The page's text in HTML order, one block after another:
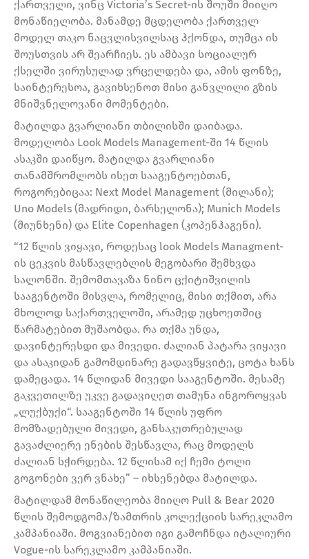
ქართველი, ვინც Victoria’s Secret-ის შოუში მიიღო
მონაწიელობა. მანამდე მცდელობა ქართველ
მოდელ თაკო ნაცვლისვილსაც ჰქონდა, თუმცა ის
შოუსთვის არ შეარჩიეს. ეს ამბავი სოციალურ
ქსელში ვირუსულად ვრცელდება და, ამის ფონზე,
საინტერესოა, გავიხსენოთ მისი განვლილი გზის
მნიშვნელოვანი მომენტები.
მატილდა გვარლიანი თბილისში დაიბადა.
მოდელობა Look Models Management-ში 14 წლის
ასაკში დაიწყო. მატილდა გვარლიანი
თანამშრომლობს ისეთ სააგენტოებთან,
როგორებიცაა: Next Model Management (მილანი);
Uno Models (მადრიდი, ბარსელონა); Munich Models
(მიუნხენი) და Elite Copenhagen (კოპენჰაგენი).
“12 წლის ვიყავი, როდესაც look Models Managment-
ის ცეკვის მასწავლებლის მეგობარი შემხვდა
სალონში. შემომთავაზა ნინო ცქიტიშვილის
სააგენტოში მისვლა, რომელიც, მისი თქმით, არა
მხოლოდ საქართველოში, არამედ უცხოეთშიც
წარმატებით მუშაობდა. რა თქმა უნდა,
დავინტერესდი და მივედი. ძალიან პატარა ვიყავი
და ასაკიდან გამომდინარე გადავწყვიტე, ცოტა ხანს
დამეცადა. 14 წლიდან მივედი სააგენტოში. მესამე
გაკვეთილზე უკვე გადავიღეთ თამუნა ინგოროყვას
„ლუქბუქი“. სააგენტოში 14 წლის უფრო
მომზადებული მივედი, განსაკუთრებულად
გავაძლიერე ენების შესწავლა, რაც მოდელს
ძალიან სჭირდება. 12 წლისამ იქ ჩემი ტოლი
გოგონები ვერ ვნახე” – იხსენებდა მატილდა.
მატილდამ მონაწილეობა მიიღო Pull & Bear 2020
წლის შემოდგომა/ზამთრის კოლექციის სარეკლამო
კამპანიაში. მოგვიანებით იგი გამოჩნდა იტალიური
Vogue-ის სარეკლამო კამპანიაში.